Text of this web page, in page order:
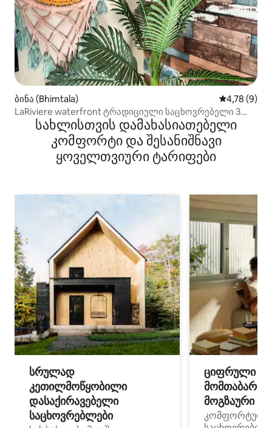
ბინა (Bhimtala) საშუალო
4,78 (9)
LaRiviere waterfront ტრადიციული საცხოვრებელი 3
საძინებელი
სახლისთვის დამახასიათებელი
კომფორტი და შესანიშნავი
ყოველთვიური ტარიფები
სრულად
კეთილმოწყობილი
დასაქირავებელი
საცხოვრებლები
ციფრული
მოგზაური
კომფორტული